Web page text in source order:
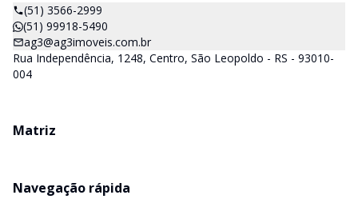
(51) 3566-2999
(51) 99918-5490
ag3@ag3imoveis.com.br
Rua Independência, 1248, Centro, São Leopoldo - RS - 93010-
004
Matriz
Navegação rápida